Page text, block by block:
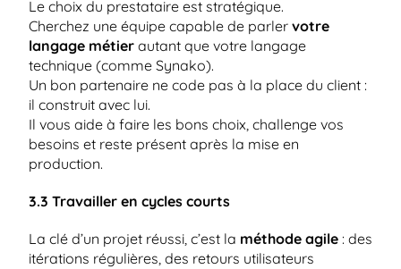
Le choix du prestataire est stratégique.
Cherchez une équipe capable de parler votre
langage métier autant que votre langage
technique (comme Synako).
Un bon partenaire ne code pas à la place du client :
il construit avec lui.
Il vous aide à faire les bons choix, challenge vos
besoins et reste présent après la mise en
production.
3.3 Travailler en cycles courts
La clé d’un projet réussi, c’est la méthode agile : des
itérations régulières, des retours utilisateurs